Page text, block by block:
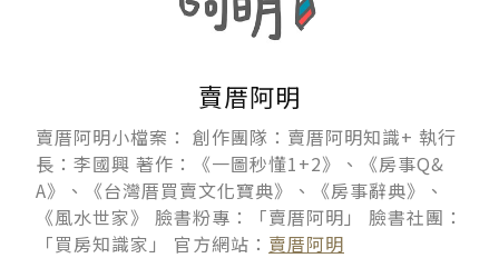
賣厝阿明
賣厝阿明小檔案： 創作團隊：賣厝阿明知識+ 執行
長：李國興 著作：《一圖秒懂1+2》、《房事Q&
A》、《台灣厝買賣文化寶典》、《房事辭典》、
《風水世家》 臉書粉專：「賣厝阿明」 臉書社團：
「買房知識家」 官方網站： 賣厝阿明